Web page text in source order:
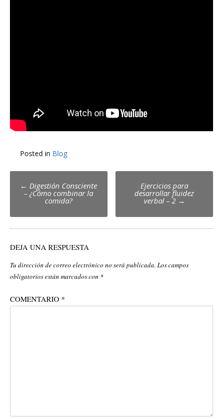
Posted in Blog
Post
navigation
← Digestión Consciente
– ¿Cómo combinar la
comida?
Ejercicios para
desarrollar fluidez
verbal – 2 →
DEJA UNA RESPUESTA
Tu dirección de correo electrónico no será publicada. Los campos
obligatorios están marcados con *
COMENTARIO *